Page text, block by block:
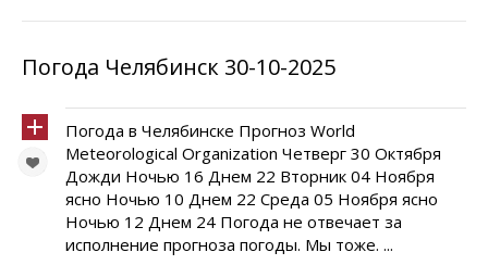
Погода Челябинск 30-10-2025
Погода в Челябинске Прогноз World
Meteorological Organization Четверг 30 Октября
Дожди Ночью 16 Днем 22 Вторник 04 Ноября
ясно Ночью 10 Днем 22 Среда 05 Ноября ясно
Ночью 12 Днем 24 Погода не отвечает за
исполнение прогноза погоды. Мы тоже. ...